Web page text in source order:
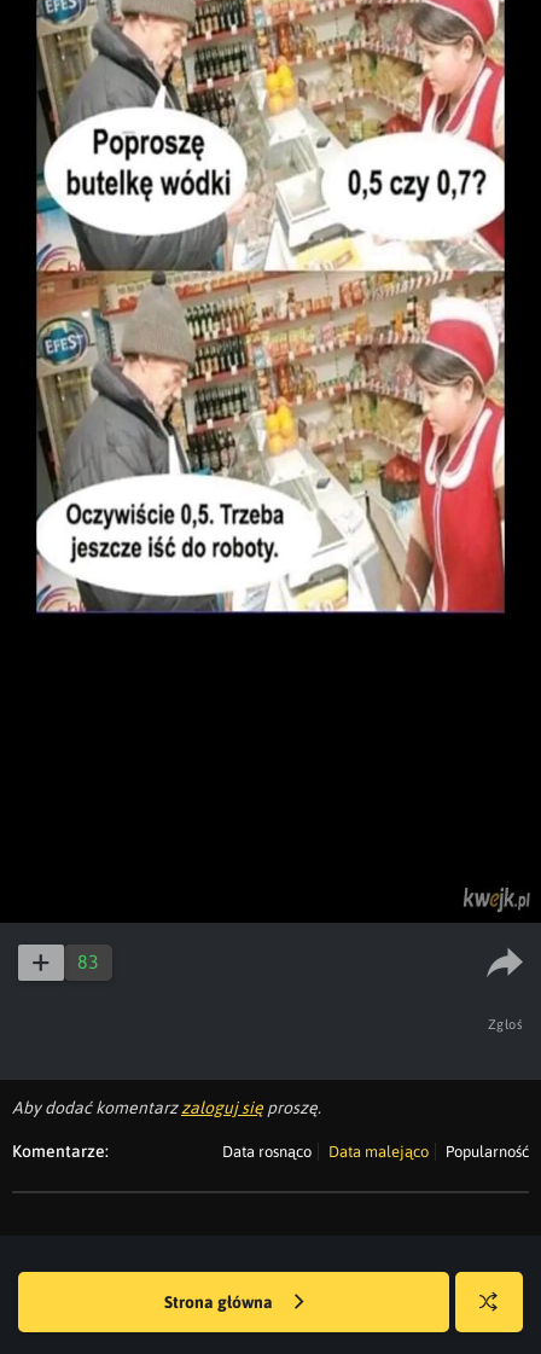
83
Zgłoś
Aby dodać komentarzzaloguj się proszę.
Komentarze: Data rosnąco Data malejąco Popularność
Strona główna